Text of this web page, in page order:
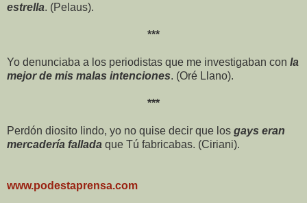
estrella. (Pelaus).
***
Yo denunciaba a los periodistas que me investigaban con la
mejor de mis malas intenciones. (Oré Llano).
***
Perdón diosito lindo, yo no quise decir que los gays eran
mercadería fallada que Tú fabricabas. (Ciriani).
www.podestaprensa.com